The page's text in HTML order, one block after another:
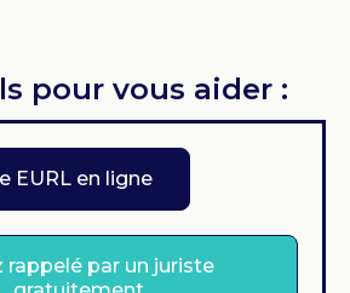
pour vous aider :
EURL en ligne
rappelé par un juriste